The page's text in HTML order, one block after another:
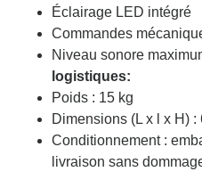
Éclairage LED intégré
Commandes
Niveau sonore
logistiques:
Poids : 15 kg
Dimensions (L x l x H) :
Conditionnement :
livraison sans